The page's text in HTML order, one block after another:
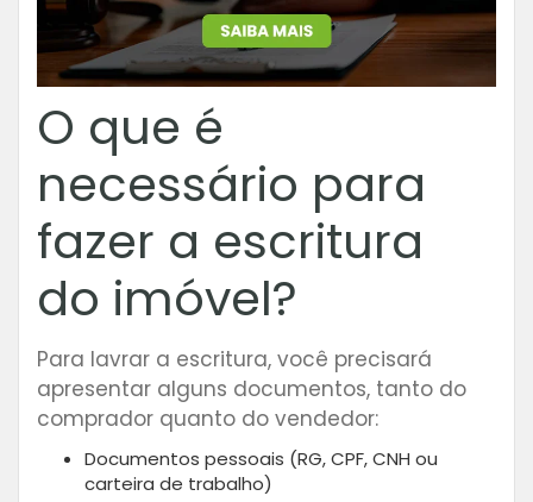
O que é
necessário para
fazer a escritura
do imóvel?
Para lavrar a escritura, você precisará
apresentar alguns documentos, tanto do
comprador quanto do vendedor:
Documentos pessoais (RG, CPF, CNH ou
carteira de trabalho)